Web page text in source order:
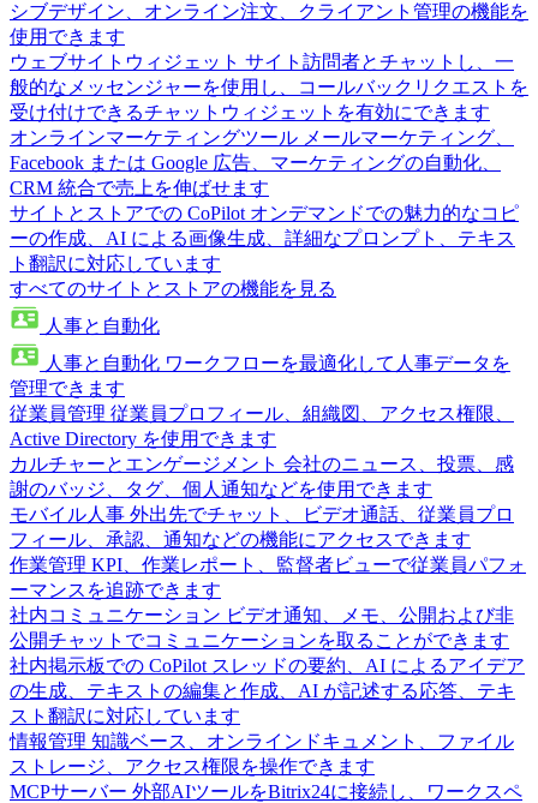
シブデザイン、オンライン注文、クライアント管理の機能を
使用できます
ウェブサイトウィジェット サイト訪問者とチャットし、一
般的なメッセンジャーを使用し、コールバックリクエストを
受け付けできるチャットウィジェットを有効にできます
オンラインマーケティングツール メールマーケティング、
Facebook または Google 広告、マーケティングの自動化、
CRM 統合で売上を伸ばせます
サイトとストアでの CoPilot オンデマンドでの魅力的なコピ
ーの作成、AI による画像生成、詳細なプロンプト、テキス
ト翻訳に対応しています
すべてのサイトとストアの機能を見る
人事と自動化
人事と自動化 ワークフローを最適化して人事データを
管理できます
従業員管理 従業員プロフィール、組織図、アクセス権限、
Active Directory を使用できます
カルチャーとエンゲージメント 会社のニュース、投票、感
謝のバッジ、タグ、個人通知などを使用できます
モバイル人事 外出先でチャット、ビデオ通話、従業員プロ
フィール、承認、通知などの機能にアクセスできます
作業管理 KPI、作業レポート、監督者ビューで従業員パフォ
ーマンスを追跡できます
社内コミュニケーション ビデオ通知、メモ、公開および非
公開チャットでコミュニケーションを取ることができます
社内掲示板での CoPilot スレッドの要約、AI によるアイデア
の生成、テキストの編集と作成、AI が記述する応答、テキ
スト翻訳に対応しています
情報管理 知識ベース、オンラインドキュメント、ファイル
ストレージ、アクセス権限を操作できます
MCPサーバー 外部AIツールをBitrix24に接続し、ワークスペ